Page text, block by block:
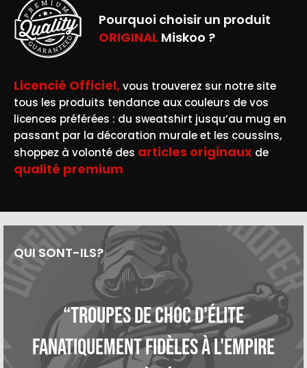
Pourquoi choisir un produit
ORIGINAL Miskoo ?
Licencié Officiel,vous trouverez sur notre site
tous les produits tendance aux couleurs de vos
licences préférées : du sweatshirt jusqu’au mug en
passant par la décoration murale et les coussins,
shoppez à volonté des articles originaux de
qualité premium
QUI SONT-ILS?
“Troupes de choc d'élite
fanatiquement fidèles à l'Empire